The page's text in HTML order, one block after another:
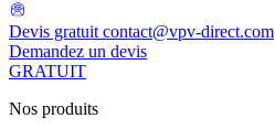
Devis gratuit contact@vpv-direct.com
Demandez un devis
GRATUIT
Nos produits